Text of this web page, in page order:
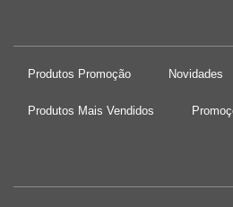
Produtos Promoção Novidades
Produtos Mais Vendidos